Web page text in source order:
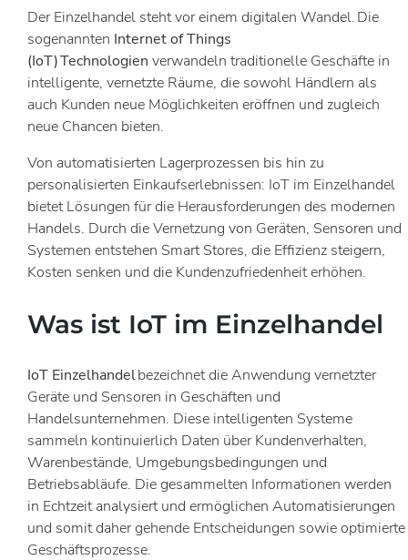
Der Einzelhandel steht vor einem digitalen Wandel. Die
sogenannten Internet of Things
(IoT) Technologien verwandeln traditionelle Geschäfte in
intelligente, vernetzte Räume, die sowohl Händlern als
auch Kunden neue Möglichkeiten eröffnen und zugleich
neue Chancen bieten.
Von automatisierten Lagerprozessen bis hin zu
personalisierten Einkaufserlebnissen: IoT im Einzelhandel
bietet Lösungen für die Herausforderungen des modernen
Handels. Durch die Vernetzung von Geräten, Sensoren und
Systemen entstehen Smart Stores, die Effizienz steigern,
Kosten senken und die Kundenzufriedenheit erhöhen.
Was ist IoT im Einzelhandel
IoT Einzelhandelbezeichnet die Anwendung vernetzter
Geräte und Sensoren in Geschäften und
Handelsunternehmen. Diese intelligenten Systeme
sammeln kontinuierlich Daten über Kundenverhalten,
Warenbestände, Umgebungsbedingungen und
Betriebsabläufe. Die gesammelten Informationen werden
in Echtzeit analysiert und ermöglichen Automatisierungen
und somit daher gehende Entscheidungen sowie optimierte
Geschäftsprozesse.